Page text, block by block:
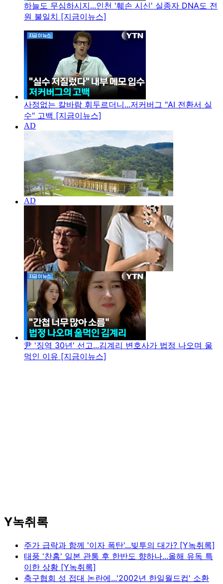
하늘도 무심하시지...인천 '훼손 시신' 실종자 DNA도 전
원 불일치 [지금이뉴스]
사정없는 칼바람 휘두르더니...저커버그 "AI 전환서 실
수" 고백 [지금이뉴스]
尹 '징역 30년' 선고...김계리 변호사가 법정 나오며 울
먹인 이유 [지금이뉴스]
Y녹취록
주가 급락과 함께 '이자 폭탄'...빚투의 대가? [Y녹취록]
태풍 '찬홈' 일본 관통 후 한반도 향하나...올해 유독 특
이한 상황 [Y녹취록]
축구협회 성 접대 논란에...'2002년 한일월드컵' 소환